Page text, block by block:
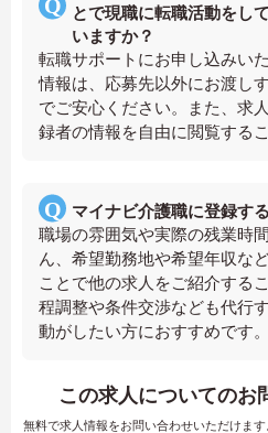
とで現職に転職活動をし
いますか？
転職サポートにお申し込みい
情報は、応募先以外にお渡し
でご安心ください。また、求
録者の情報を自由に閲覧する
マイナビ介護職に登録す
職場の雰囲気や実際の残業時
ん、希望勤務地や希望年収な
ことで他の求人をご紹介する
程調整や条件交渉なども代行
動がしたい方におすすめです。
この求人についてのお
無料で求人情報をお問い合わせいただけま